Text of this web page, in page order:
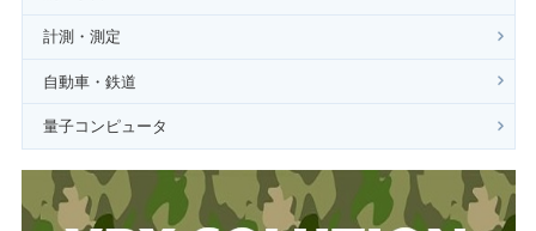
計測・測定
自動車・鉄道
量子コンピュータ